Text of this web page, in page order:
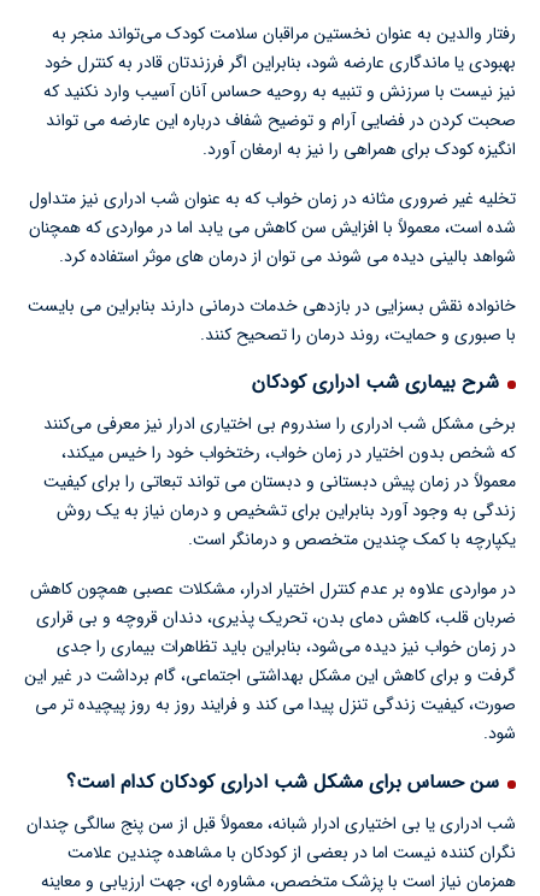
رفتار والدین به عنوان نخستین مراقبان سلامت کودک می‌تواند منجر به
بهبودی یا ماندگاری عارضه شود، بنابراین اگر فرزندتان قادر به کنترل خود
نیز نیست با سرزنش و تنبیه به روحیه حساس آنان آسیب وارد نکنید که
صحبت کردن در فضایی آرام و توضیح شفاف درباره این عارضه می تواند
انگیزه کودک برای همراهی را نیز به ارمغان آورد.
تخلیه غیر ضروری مثانه در زمان خواب که به عنوان شب ادراری نیز متداول
شده است، معمولاً با افزایش سن کاهش می یابد اما در مواردی که همچنان
شواهد بالینی دیده می شوند می توان از درمان های موثر استفاده کرد.
خانواده نقش بسزایی در بازدهی خدمات درمانی دارند بنابراین می بایست
با صبوری و حمایت، روند درمان را تصحیح کنند.
شرح بیماری شب ادراری کودکان
برخی مشکل شب ادراری را سندروم بی اختیاری ادرار نیز معرفی می‌کنند
که شخص بدون اختیار در زمان خواب، رختخواب خود را خیس میکند،
معمولاً در زمان پیش دبستانی و دبستان می تواند تبعاتی را برای کیفیت
زندگی به وجود آورد بنابراین برای تشخیص و درمان نیاز به یک روش
یکپارچه با کمک چندین متخصص و درمانگر است.
در مواردی علاوه بر عدم کنترل اختیار ادرار، مشکلات عصبی همچون کاهش
ضربان قلب، کاهش دمای بدن، تحریک پذیری، دندان قروچه و بی قراری
در زمان خواب نیز دیده می‌شود، بنابراین باید تظاهرات بیماری را جدی
گرفت و برای کاهش این مشکل بهداشتی اجتماعی، گام برداشت در غیر این
صورت، کیفیت زندگی تنزل پیدا می کند و فرایند روز به روز پیچیده تر می
شود.
سن حساس برای مشکل شب ادراری کودکان کدام است؟
شب ادراری یا بی اختیاری ادرار شبانه، معمولاً قبل از سن پنج سالگی چندان
نگران کننده نیست اما در بعضی از کودکان با مشاهده چندین علامت
همزمان نیاز است با پزشک متخصص، مشاوره ای، جهت ارزیابی و معاینه